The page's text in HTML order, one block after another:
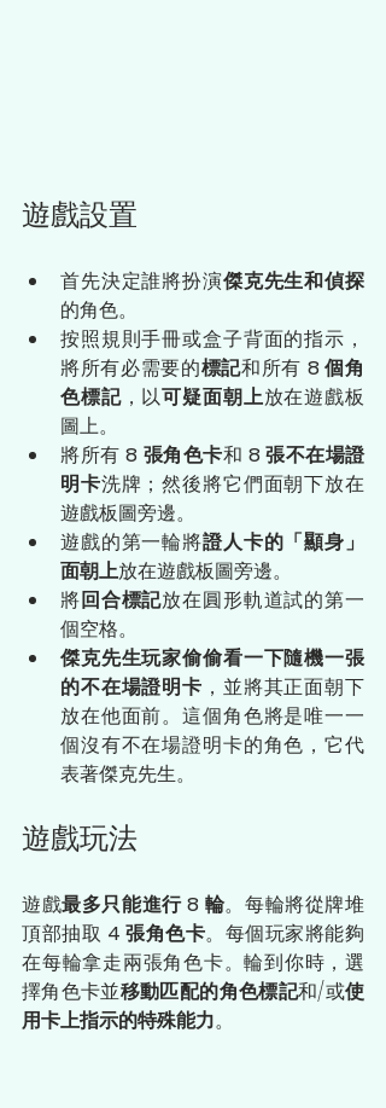
遊戲設置
首先決定誰將扮演傑克先生和偵探
的角色。
按照規則手冊或盒子背面的指示，
將所有必需要的標記和所有 8 個角
色標記，以可疑面朝上放在遊戲板
圖上。
將所有 8 張角色卡和 8 張不在場證
明卡洗牌；然後將它們面朝下放在
遊戲板圖旁邊。
遊戲的第一輪將證人卡的「顯身」
面朝上放在遊戲板圖旁邊。
將回合標記放在圓形軌道試的第一
個空格。
傑克先生玩家偷偷看一下隨機一張
的不在場證明卡 ，並將其正面朝下
放在他面前。這個角色將是唯一一
個沒有不在場證明卡的角色，它代
表著傑克先生。
遊戲玩法
遊戲最多只能進行 8 輪。每輪將從牌堆
頂部抽取 4 張角色卡。每個玩家將能夠
在每輪拿走兩張角色卡。輪到你時，選
擇角色卡並移動匹配的角色標記和/或使
用卡上指示的特殊能力。